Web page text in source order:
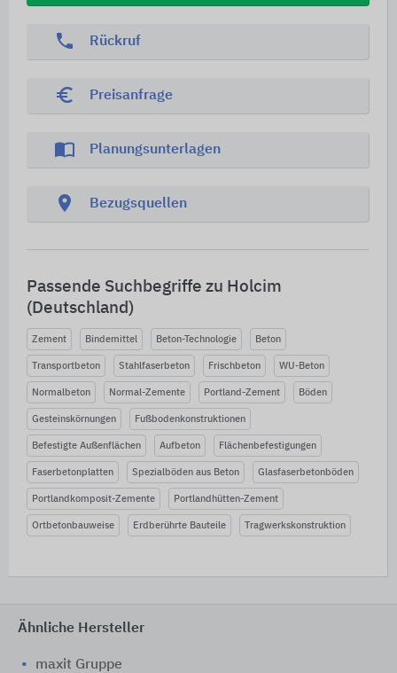
phone Rückruf
euro_symbol Preisanfrage
import_contacts Planungsunterlagen
location_on Bezugsquellen
Passende Suchbegriffe zu Holcim
(Deutschland)
Zement Bindemittel Beton-Technologie Beton
Transportbeton Stahlfaserbeton Frischbeton WU-Beton
Normalbeton Normal-Zemente Portland-Zement Böden
Gesteinskörnungen Fußbodenkonstruktionen
Befestigte Außenflächen Aufbeton Flächenbefestigungen
Faserbetonplatten Spezialböden aus Beton Glasfaserbetonböden
Portlandkomposit-Zemente Portlandhütten-Zement
Ortbetonbauweise Erdberührte Bauteile Tragwerkskonstruktion
Ähnliche Hersteller
maxit Gruppe